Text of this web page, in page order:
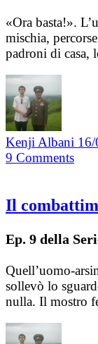
«Ora basta!».
mischia,
padroni di casa,
Kenji Albani
9 Comments
Il
Ep. 9 della
Quell’uomo-
sollevò lo
nulla. Il mostro